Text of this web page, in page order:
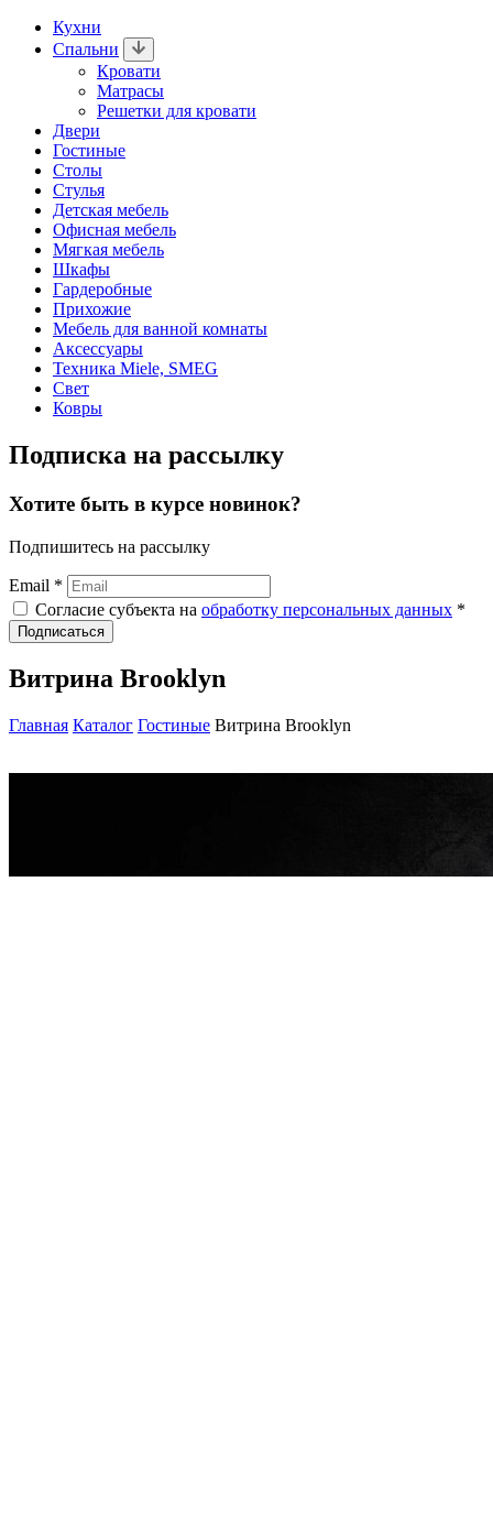
Кухни
Спальни
Кровати
Матрасы
Решетки для кровати
Двери
Гостиные
Столы
Стулья
Детская мебель
Офисная мебель
Мягкая мебель
Шкафы
Гардеробные
Прихожие
Мебель для ванной комнаты
Аксессуары
Техника Miele, SMEG
Свет
Ковры
Подписка на рассылку
Хотите быть в курсе новинок?
Подпишитесь на рассылку
Email *
Согласие субъекта на обработку персональных данных *
Подписаться
Витрина Brooklyn
Главная Каталог Гостиные Витрина Brooklyn